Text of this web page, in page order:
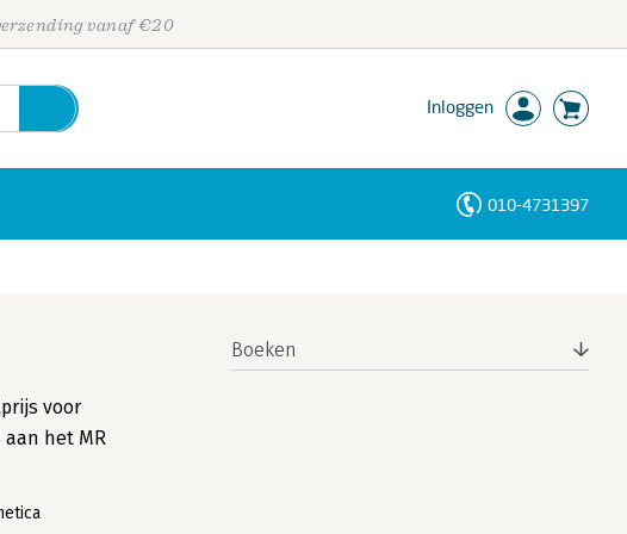
vanaf €20
Inloggen
010-4731397
voor
het MR
Boeken
Personen